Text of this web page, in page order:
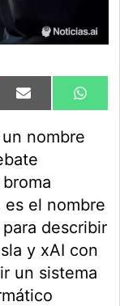
Compartir
en
Email
en
nombre
el nombre
describir
y xAI con
un sistema